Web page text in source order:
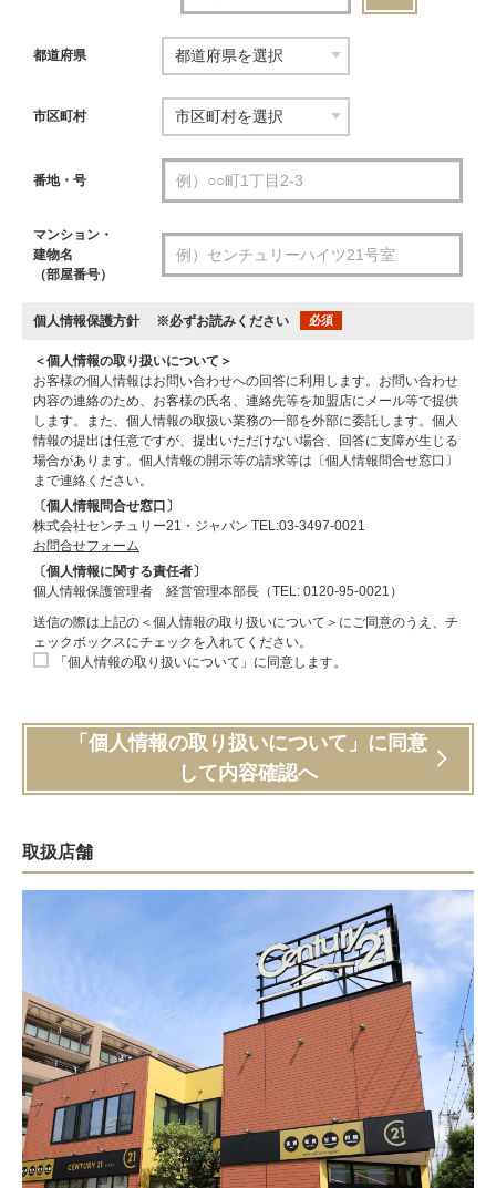
都道府県
市区町村
番地・号
マンション・
建物名
（部屋番号）
個人情報保護方針 ※必ずお読みください 必須
＜個人情報の取り扱いについて＞
お客様の個人情報はお問い合わせへの回答に利用します。お問い合わせ
内容の連絡のため、お客様の氏名、連絡先等を加盟店にメール等で提供
します。また、個人情報の取扱い業務の一部を外部に委託します。個人
情報の提出は任意ですが、提出いただけない場合、回答に支障が生じる
場合があります。個人情報の開示等の請求等は〔個人情報問合せ窓口〕
まで連絡ください。
〔個人情報問合せ窓口〕
株式会社センチュリー21・ジャパン TEL:03-3497-0021
お問合せフォーム
〔個人情報に関する責任者〕
個人情報保護管理者 経営管理本部長（TEL: 0120-95-0021）
送信の際は上記の＜個人情報の取り扱いについて＞にご同意のうえ、チ
ェックボックスにチェックを入れてください。
「個人情報の取り扱いについて」に同意します。
「個人情報の取り扱いについて」に同意
して内容確認へ
取扱店舗